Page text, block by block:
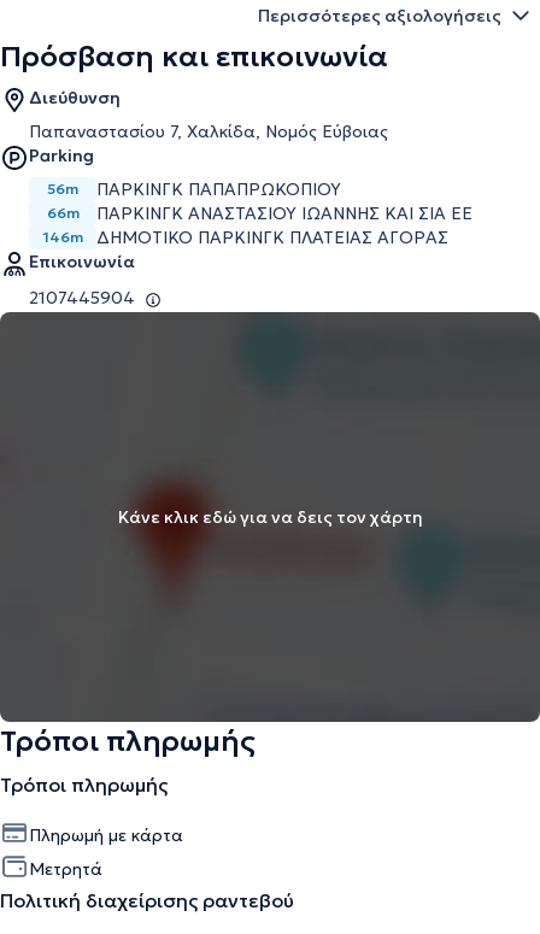
Περισσότερες αξιολογήσεις
Πρόσβαση και επικοινωνία
Διεύθυνση
Παπαναστασίου 7, Χαλκίδα, Νομός Εύβοιας
Parking
56m ΠΑΡΚΙΝΓΚ ΠΑΠΑΠΡΩΚΟΠΙΟΥ
66m ΠΑΡΚΙΝΓΚ ΑΝΑΣΤΑΣΙΟΥ ΙΩΑΝΝΗΣ ΚΑΙ ΣΙΑ ΕΕ
146m
ΔΗΜΟΤΙΚΟ ΠΑΡΚΙΝΓΚ ΠΛΑΤΕΙΑΣ ΑΓΟΡΑΣ
Επικοινωνία
2107445904
Κάνε κλικ εδώ για να δεις τον χάρτη
Τρόποι πληρωμής
Τρόποι πληρωμής
Πληρωμή με κάρτα
Μετρητά
Πολιτική διαχείρισης ραντεβού